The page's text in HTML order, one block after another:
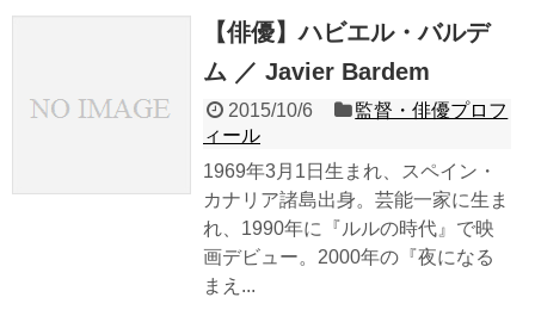
【俳優】ハビエル・バルデ
ム ／ Javier Bardem
2015/10/6
監督・俳優プロフ
ィール
1969年3月1日生まれ、スペイン・
カナリア諸島出身。芸能一家に生ま
れ、1990年に『ルルの時代』で映
画デビュー。2000年の『夜になる
まえ...